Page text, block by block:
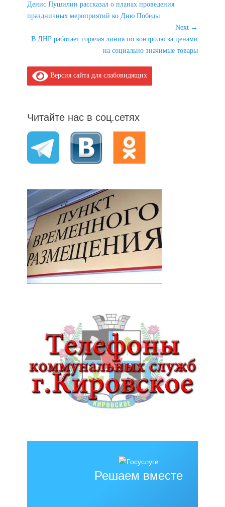
по
записям
Previous
post:
Денис Пушилин рассказал о планах проведения
праздничных мероприятий ко Дню Победы
Next →
Next
В ДНР работает горячая линия по контролю за ценами
на социально значимые товары
Версия сайта для слабовидящих
Читайте нас в соц.сетях
Решаем вместе